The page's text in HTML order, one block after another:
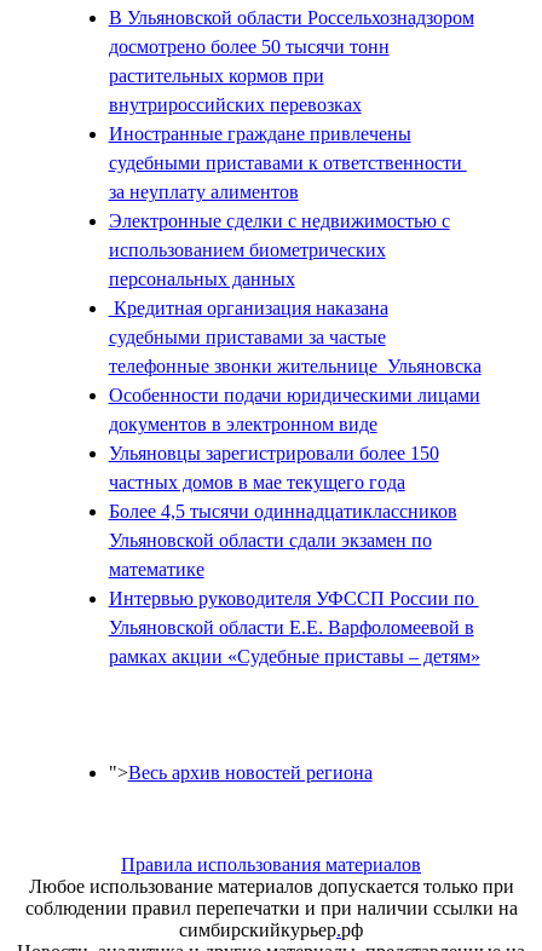
В Ульяновской области Россельхознадзором
досмотрено более 50 тысячи тонн
растительных кормов при
внутрироссийских перевозках
Иностранные граждане привлечены
судебными приставами к ответственности
за неуплату алиментов
Электронные сделки с недвижимостью с
использованием биометрических
персональных данных
Кредитная организация наказана
судебными приставами за частые
телефонные звонки жительнице Ульяновска
Особенности подачи юридическими лицами
документов в электронном виде
Ульяновцы зарегистрировали более 150
частных домов в мае текущего года
Более 4,5 тысячи одиннадцатиклассников
Ульяновской области сдали экзамен по
математике
Интервью руководителя УФССП России по
Ульяновской области Е.Е. Варфоломеевой в
рамках акции «Судебные приставы – детям»
">Весь архив новостей региона
Правила использования материалов
Любое использование материалов допускается только при
соблюдении правил перепечатки и при наличии ссылки на
симбирскийкурьер.рф